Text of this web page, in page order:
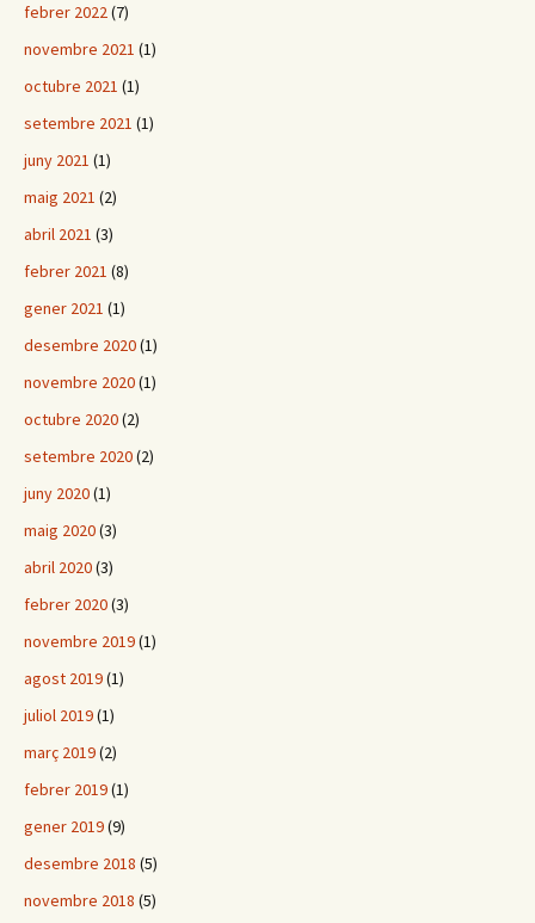
febrer 2022(7)
novembre 2021 (1)
octubre 2021 (1)
setembre 2021 (1)
juny 2021 (1)
maig 2021 (2)
abril 2021 (3)
febrer 2021 (8)
gener 2021 (1)
desembre 2020(1)
novembre 2020(1)
octubre 2020(2)
setembre 2020(2)
juny 2020(1)
maig 2020(3)
abril 2020(3)
febrer 2020(3)
novembre 2019(1)
agost 2019(1)
juliol 2019(1)
març 2019(2)
febrer 2019(1)
gener 2019(9)
desembre 2018 (5)
novembre 2018 (5)